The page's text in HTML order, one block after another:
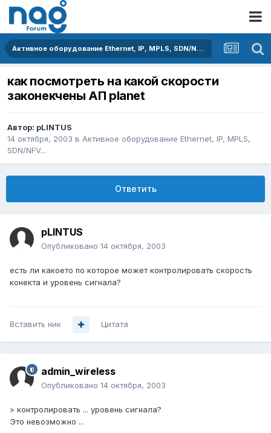
Активное оборудование Ethernet, IP, MPLS, SDN/NFV...
как посмотреть на какой скорости
законекчены АП planet
Автор: pLINTUS
14 октября, 2003 в Активное оборудование Ethernet, IP, MPLS,
SDN/NFV...
Ответить
pLINTUS
Опубликовано 14 октября, 2003
есть ли какоето по которое может контролировать скорость
конекта и уровень сигнала?
Вставить ник Цитата
admin_wireless
Опубликовано 14 октября, 2003
> контролировать ... уровень сигнала?
Это невозможно ...